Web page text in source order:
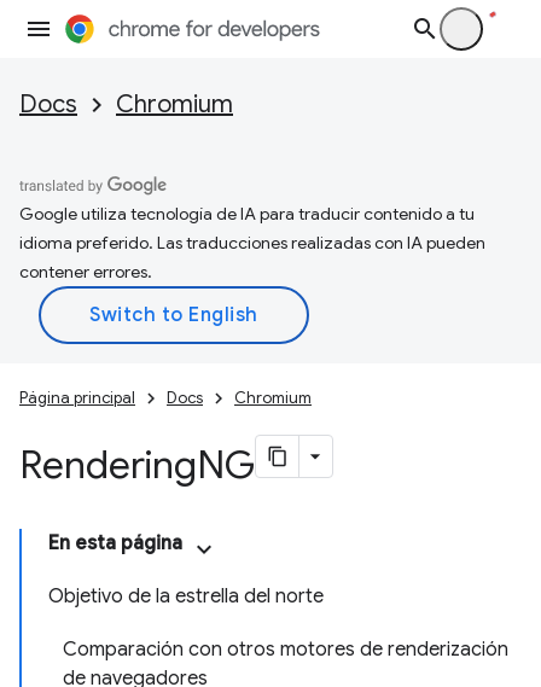
Docs Chromium
Google utiliza tecnología de IA para traducir contenido a tu
idioma preferido. Las traducciones realizadas con IA pueden
contener errores.
Página principal Docs Chromium
RenderingNG
En esta página
Objetivo de la estrella del norte
Comparación con otros motores de renderización
de navegadores